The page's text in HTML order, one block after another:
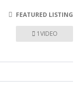
FEATURED LISTING
1VIDEO